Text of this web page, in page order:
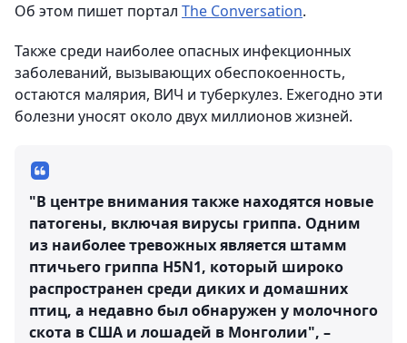
Об этом пишет портал The Conversation.
Также среди наиболее опасных инфекционных
заболеваний, вызывающих обеспокоенность,
остаются малярия, ВИЧ и туберкулез. Ежегодно эти
болезни уносят около двух миллионов жизней.
"В центре внимания также находятся новые
патогены, включая вирусы гриппа. Одним
из наиболее тревожных является штамм
птичьего гриппа H5N1, который широко
распространен среди диких и домашних
птиц, а недавно был обнаружен у молочного
скота в США и лошадей в Монголии", –